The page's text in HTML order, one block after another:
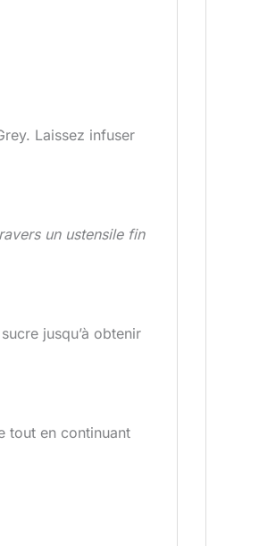
Laissez infuser
un ustensile fin
jusqu’à obtenir
tout en continuant